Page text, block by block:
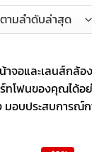
จอและเลนส์กล้
ทโฟนของคุณได้อ
มอบประสบการณ์